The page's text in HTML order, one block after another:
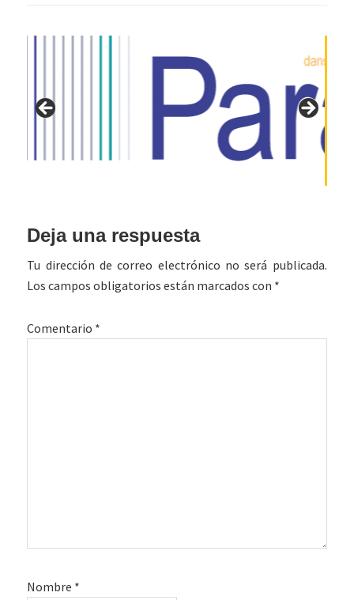
Interacciones
con
los
Deja una respuesta
Tu dirección de correo electrónico no será publicada.
Los campos obligatorios están marcados con *
Comentario *
Nombre *